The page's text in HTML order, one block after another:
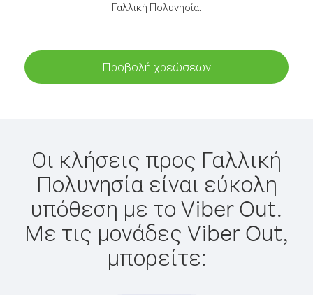
Γαλλική Πολυνησία.
Προβολή χρεώσεων
Οι κλήσεις προς Γαλλική
Πολυνησία είναι εύκολη
υπόθεση με το Viber Out.
Με τις μονάδες Viber Out,
μπορείτε: